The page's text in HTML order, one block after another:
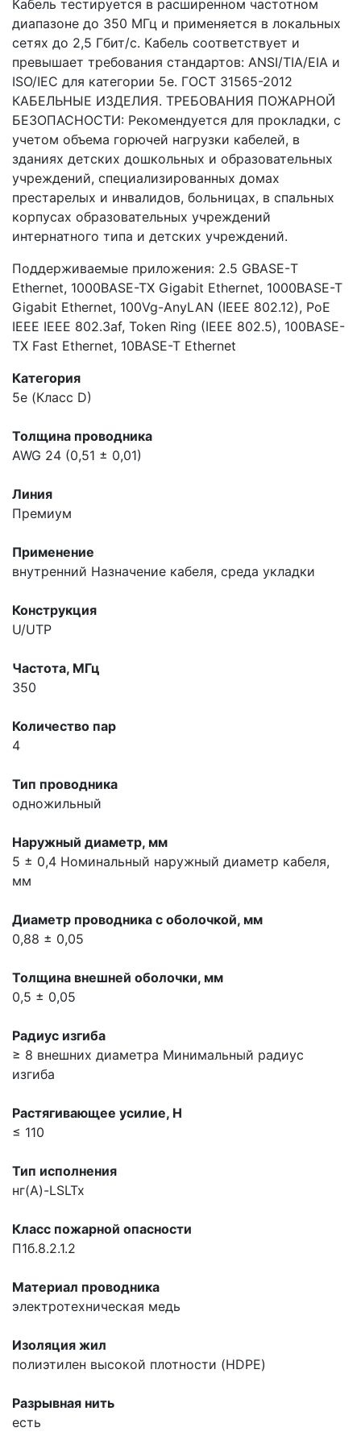
Кабель тестируется в расширенном частотном
диапазоне до 350 МГц и применяется в локальных
сетях до 2,5 Гбит/с. Кабель соответствует и
превышает требования стандартов: ANSI/TIA/EIA и
ISO/IEC для категории 5е. ГОСТ 31565-2012
КАБЕЛЬНЫЕ ИЗДЕЛИЯ. ТРЕБОВАНИЯ ПОЖАРНОЙ
БЕЗОПАСНОСТИ: Рекомендуется для прокладки, с
учетом объема горючей нагрузки кабелей, в
зданиях детских дошкольных и образовательных
учреждений, специализированных домах
престарелых и инвалидов, больницах, в спальных
корпусах образовательных учреждений
интернатного типа и детских учреждений.
Поддерживаемые приложения: 2.5 GBASE-Т
Ethernet, 1000BASE-TX Gigabit Ethernet, 1000BASE-T
Gigabit Ethernet, 100Vg-AnyLAN (IEEE 802.12), PoE
IEEE IEEE 802.3af, Token Ring (IEEE 802.5), 100BASE-
TX Fast Ethernet, 10BASE-T Ethernet
Категория
5e (Класс D)
Толщина проводника
AWG 24 (0,51 ± 0,01)
Линия
Премиум
Применение
внутренний Назначение кабеля, среда укладки
Конструкция
U/UTP
Частота, МГц
350
Количество пар
4
Тип проводника
одножильный
Наружный диаметр, мм
5 ± 0,4 Номинальный наружный диаметр кабеля,
мм
Диаметр проводника с оболочкой, мм
0,88 ± 0,05
Толщина внешней оболочки, мм
0,5 ± 0,05
Радиус изгиба
≥ 8 внешних диаметра Минимальный радиус
изгиба
Растягивающее усилие, H
≤ 110
Тип исполнения
нг(A)-LSLTx
Класс пожарной опасности
П1б.8.2.1.2
Материал проводника
электротехническая медь
Изоляция жил
полиэтилен высокой плотности (HDPE)
Разрывная нить
есть